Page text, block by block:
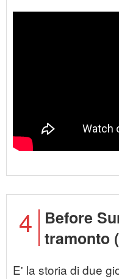
4
Before
tramonto
E' la storia di due